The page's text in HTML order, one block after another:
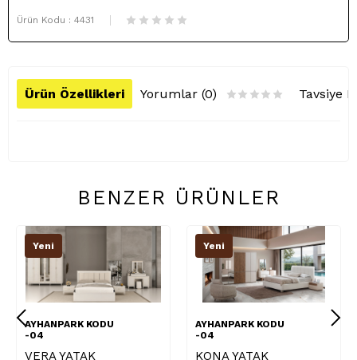
Ürün Kodu : 4431
Ürün Özellikleri Yorumlar (0) Tavsiye
BENZER ÜRÜNLER
KODU
AYHANPARK KODU
Yeni
AYHANPARK